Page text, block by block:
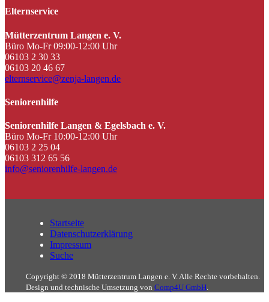
Elternservice
Mütterzentrum Langen e. V.
Büro Mo-Fr 09:00-12:00 Uhr
06103 2 30 33
06103 20 46 67
elternservice@zenja-langen.de
Seniorenhilfe
Seniorenhilfe Langen & Egelsbach e. V.
Büro Mo-Fr 10:00-12:00 Uhr
06103 2 25 04
06103 312 65 56
info@seniorenhilfe-langen.de
Startseite
Datenschutzerklärung
Impressum
Suche
Copyright © 2018 Mütterzentrum Langen e. V. Alle Rechte vorbehalten.
Design und technische Umsetzung von Comp4U GmbH.